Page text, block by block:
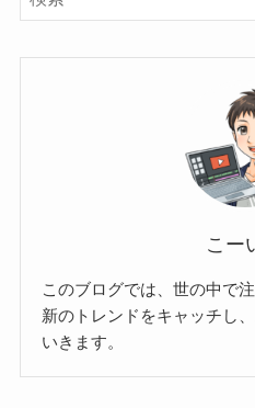
こー
このブログでは、世の中で
新のトレンドをキャッチし
いきます。